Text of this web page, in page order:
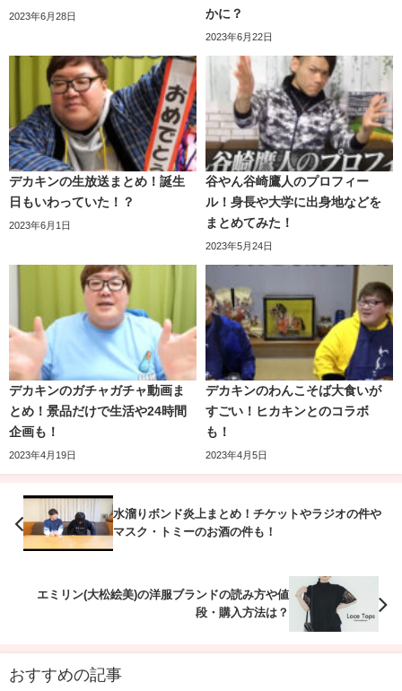
夢灯籠/RADWIMPSの曲をヲタ芸で表現し
てみたという動画は、
1189万回再生されており、北の打ち師達が一躍有名になっ
たきっかけの動画でもあります。
はるくんは結婚してる？彼女は？
結論から言うと はるくんは結婚しています！
お相手はなんと
元フジテレビアナウンサーの久代萌美（く
しろ もえみ）さん。
2023年6月28日
かに？
2023年6月22日
デカキンの生放送まとめ！誕生
日もいわっていた！？
2023年6月1日
谷やん谷崎鷹人のプロフィー
ル！身長や大学に出身地などを
まとめてみた！
2023年5月24日
デカキンのガチャガチャ動画ま
とめ！景品だけで生活や24時間
企画も！
2023年4月19日
デカキンのわんこそば大食いが
すごい！ヒカキンとのコラボ
も！
2023年4月5日
水溜りボンド炎上まとめ！チケットやラジオの件や
マスク・トミーのお酒の件も！
エミリン(大松絵美)の洋服ブランドの読み方や値
段・購入方法は？
おすすめの記事